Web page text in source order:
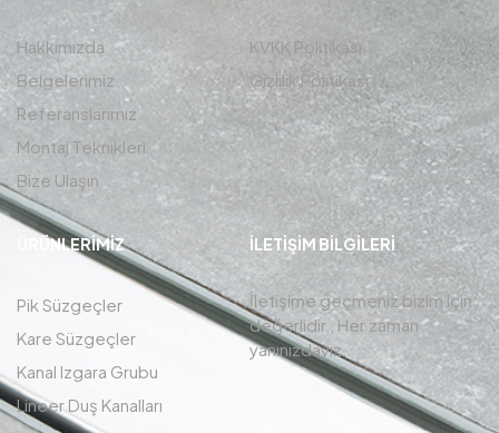
Hakkımızda
Belgelerimiz
Referanslarımız
Montaj Teknikleri
Bize Ulaşın
KVKK Politikası
Gizlilik Politikası
ÜRÜNLERIMIZ
Pik Süzgeçler
Kare Süzgeçler
Kanal Izgara Grubu
Lineer Duş Kanalları
İLETIŞIM BİLGİLERİ
İletişime geçmeniz bizim için
değerlidir , Her zaman
yanınızdayız.